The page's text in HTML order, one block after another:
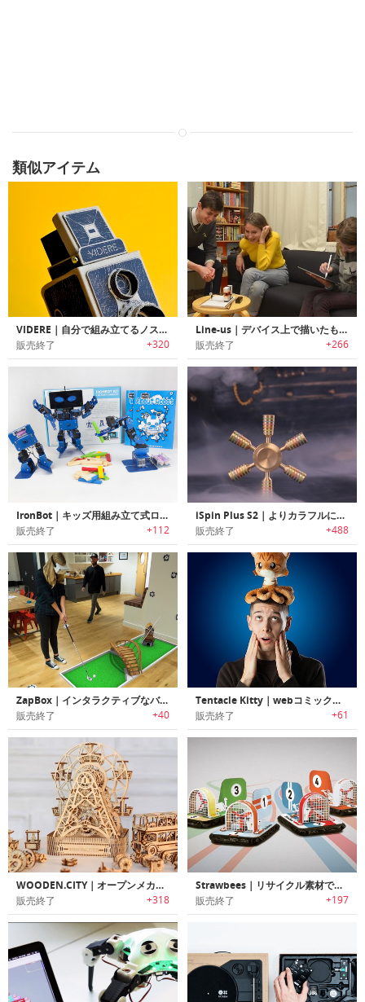
類似アイテム
VIDERE｜自分で組み立てるノスタルジックなカードボード製35mmピンホールカメラキット「ビデア」
販売終了 +320
Line‐us｜デバイス上で描いたものをリアルタイムでコピーするドローイングロボットアーム「ライナス」
販売終了 +266
IronBot｜キッズ用組み立て式ロボット「アイロンボット」
販売終了 +112
iSpin Plus S2｜よりカラフルになった世界中で大人気のiSpinの新型ハンドスピナー「iSpin Plus S2」
販売終了 +488
ZapBox｜インタラクティブなバーチャルコンテンツにアクセス可能なMR（ミックスリアリティー）ヘッドセット「ザップボックス」
販売終了 +40
Tentacle Kitty｜webコミックで人気のテンタクルキティー（10本足の猫）のぬいぐるみ「テンタクルキティー」
販売終了 +61
WOODEN.CITY｜オープンメカニズムを搭載した秘密のコインボックス付き木製コンストラクション3Dパズルセット
販売終了 +318
Strawbees｜リサイクル素材で作るDIYホバークラフトキット「ストロビー」
販売終了 +197